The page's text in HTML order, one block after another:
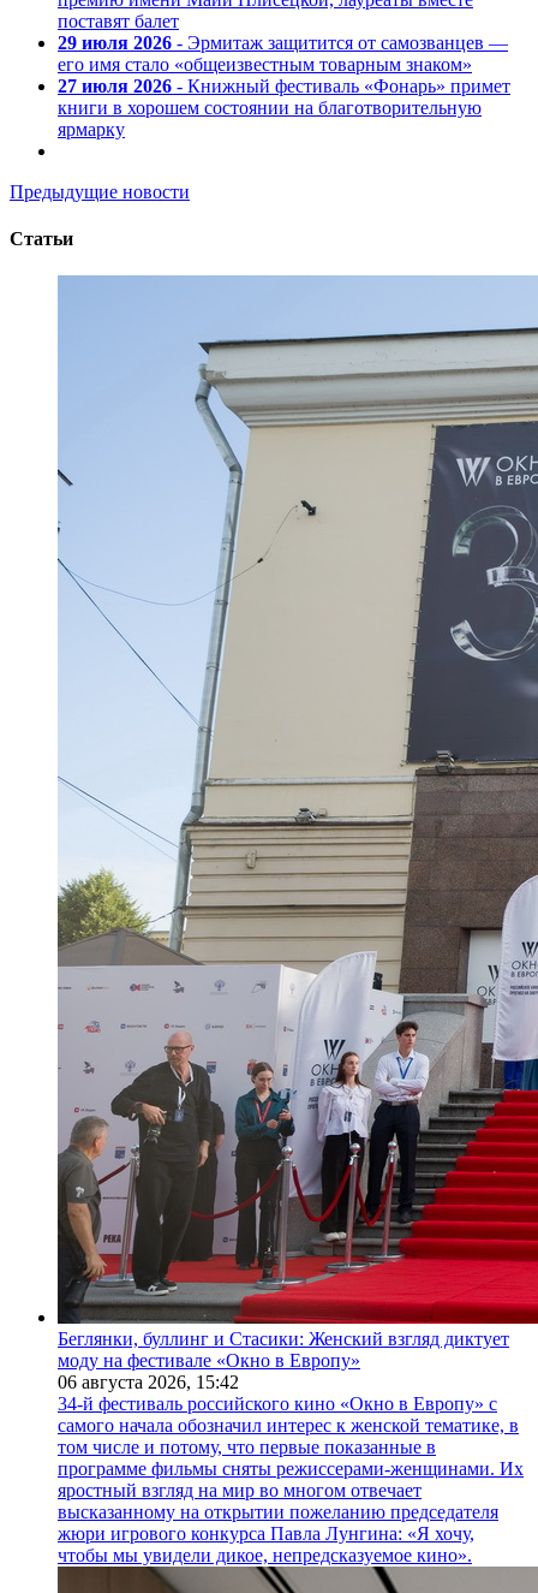
поставят балет
29 июля 2026 - Эрмитаж защитится от самозванцев —
его имя стало «общеизвестным товарным знаком»
27 июля 2026 - Книжный фестиваль «Фонарь» примет
книги в хорошем состоянии на благотворительную
ярмарку
Предыдущие новости
Статьи
Беглянки, буллинг и Стасики: Женский взгляд диктует
моду на фестивале «Окно в Европу»
06 августа 2026, 15:42
34-й фестиваль российского кино «Окно в Европу» с
самого начала обозначил интерес к женской тематике, в
том числе и потому, что первые показанные в
программе фильмы сняты режиссерами-женщинами. Их
яростный взгляд на мир во многом отвечает
высказанному на открытии пожеланию председателя
жюри игрового конкурса Павла Лунгина: «Я хочу,
чтобы мы увидели дикое, непредсказуемое кино».